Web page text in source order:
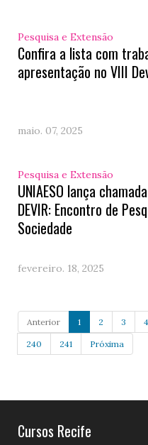
Pesquisa e Extensão
Confira a lista com
apresentação no VIII
maio. 07, 2025
Pesquisa e Extensão
UNIAESO lança
DEVIR: Encontro de
Sociedade
fevereiro. 18, 2025
Anterior 1 2 3 4
240 241 Próxima
Cursos Recife